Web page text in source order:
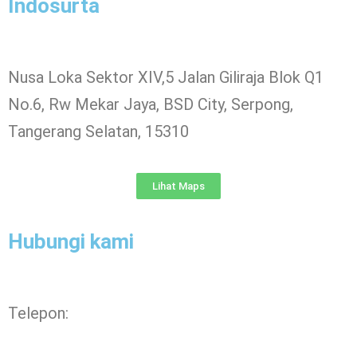
Indosurta
Nusa Loka Sektor XIV,5 Jalan Giliraja Blok Q1
No.6, Rw Mekar Jaya, BSD City, Serpong,
Tangerang Selatan, 15310
Lihat Maps
Hubungi kami
Telepon: